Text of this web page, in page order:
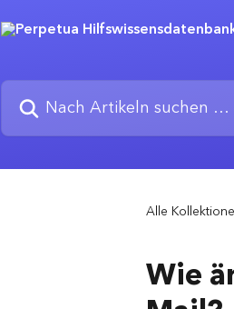
Nach Artikeln suchen …
Alle
Wie